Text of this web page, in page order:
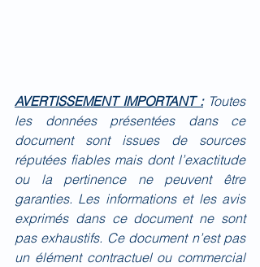
AVERTISSEMENT IMPORTANT : Toutes
les données présentées dans ce
document sont issues de sources
réputées fiables mais dont l’exactitude
ou la pertinence ne peuvent être
garanties. Les informations et les avis
exprimés dans ce document ne sont
pas exhaustifs. Ce document n’est pas
un élément contractuel ou commercial